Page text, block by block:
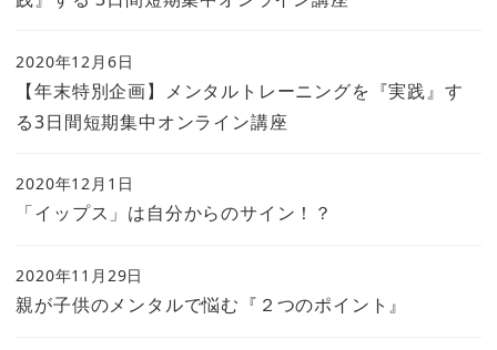
【年末特別企画】メンタルトレーニングを『実践』す
る3日間短期集中オンライン講座
2020年12月6日
「イップス」は自分からのサイン！？
2020年12月1日
親が子供のメンタルで悩む『２つのポイント』
2020年11月29日